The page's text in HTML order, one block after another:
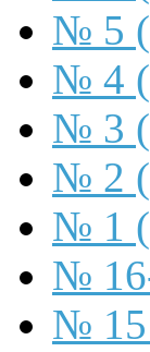
№ 5
№ 4
№ 3
№ 2
№ 1
№
№ 15